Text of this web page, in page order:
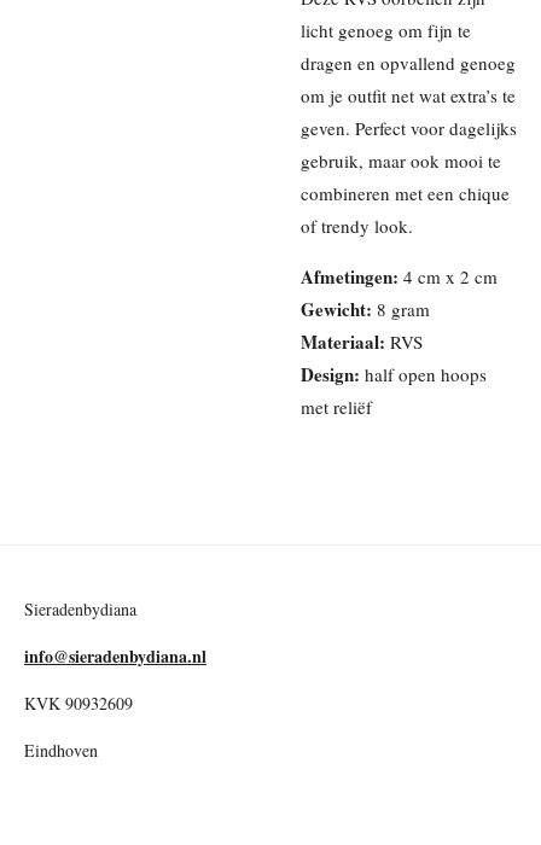
licht genoeg om fijn te
dragen en opvallend genoeg
om je outfit net wat extra’s te
geven. Perfect voor dagelijks
gebruik, maar ook mooi te
combineren met een chique
of trendy look.
Afmetingen: 4 cm x 2 cm
Gewicht: 8 gram
Materiaal: RVS
Design: half open hoops
met reliëf
Sieradenbydiana
info@sieradenbydiana.nl
KVK 90932609
Eindhoven